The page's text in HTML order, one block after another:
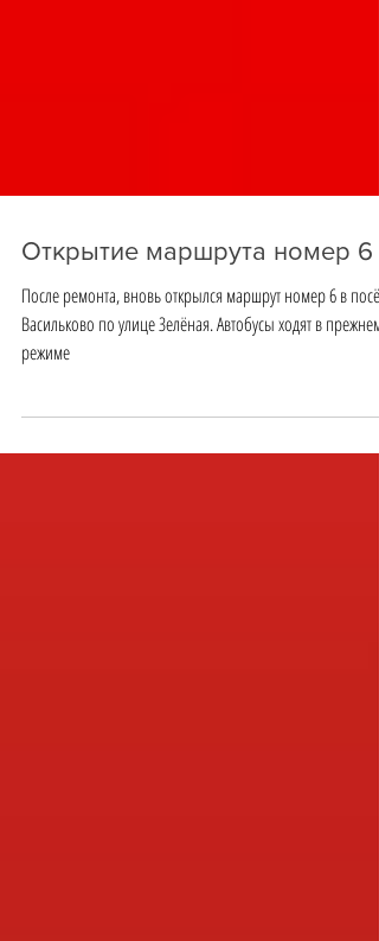
Открытие маршрута номер 6
После ремонта, вновь открылся маршрут номер 6 в
режиме